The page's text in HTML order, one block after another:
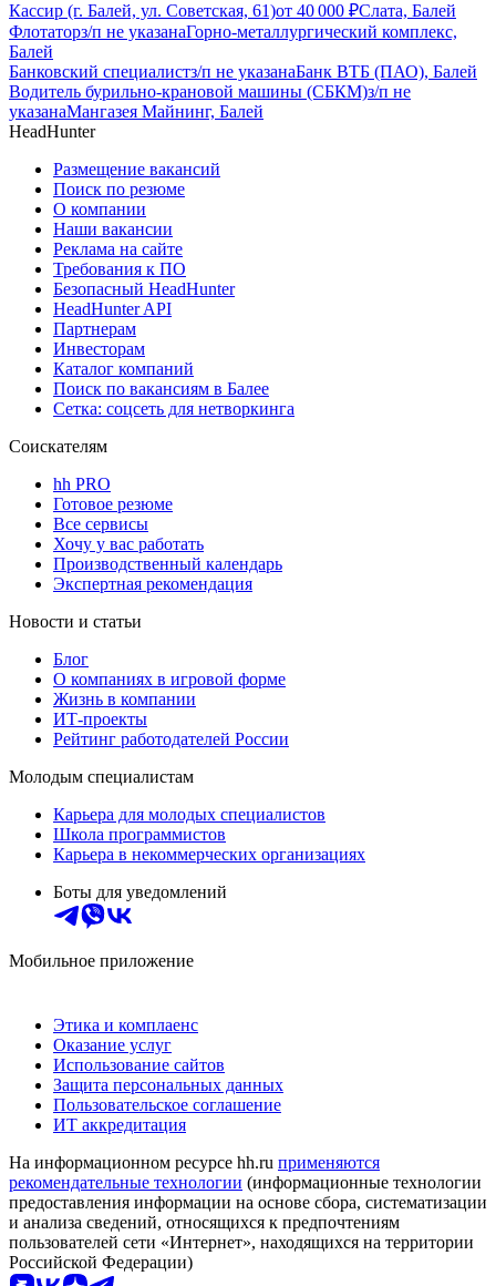
Кассир (г. Балей, ул. Советская, 61)от 40 000 ₽Слата, Балей
Флотаторз/п не указанаГорно-металлургический комплекс,
Балей
Банковский специалистз/п не указанаБанк ВТБ (ПАО), Балей
Водитель бурильно-крановой машины (СБКМ)з/п не
указанаМангазея Майнинг, Балей
HeadHunter
Размещение вакансий
Поиск по резюме
О компании
Наши вакансии
Реклама на сайте
Требования к ПО
Безопасный HeadHunter
HeadHunter API
Партнерам
Инвесторам
Каталог компаний
Поиск по вакансиям в Балее
Сетка: соцсеть для нетворкинга
Соискателям
hh PRO
Готовое резюме
Все сервисы
Хочу у вас работать
Производственный календарь
Экспертная рекомендация
Новости и статьи
Блог
О компаниях в игровой форме
Жизнь в компании
ИТ-проекты
Рейтинг работодателей России
Молодым специалистам
Карьера для молодых специалистов
Школа программистов
Карьера в некоммерческих организациях
Боты для уведомлений
Мобильное приложение
Этика и комплаенс
Оказание услуг
Использование сайтов
Защита персональных данных
Пользовательское соглашение
ИТ аккредитация
На информационном ресурсе hh.ru применяются
рекомендательные технологии (информационные технологии
предоставления информации на основе сбора, систематизации
и анализа сведений, относящихся к предпочтениям
пользователей сети «Интернет», находящихся на территории
Российской Федерации)